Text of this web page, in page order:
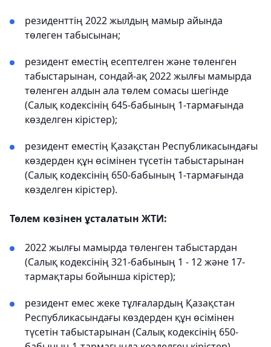
резиденттің 2022 жылдың мамыр айында
төлеген табысынан;
резидент еместің есептелген және төленген
табыстарынан, сондай-ақ 2022 жылғы мамырда
төленген алдын ала төлем сомасы шегінде
(Салық кодексінің 645-бабының 1-тармағында
көзделген кірістер);
резидент еместің Қазақстан Республикасындағы
көздерден құн өсімінен түсетін табыстарынан
(Салық кодексінің 650-бабының 1-тармағында
көзделген кірістер).
Төлем көзінен ұсталатын ЖТИ:
2022 жылғы мамырда төленген табыстардан
(Салық кодексінің 321-бабының 1 - 12 және 17-
тармақтары бойынша кірістер);
резидент емес жеке тұлғалардың Қазақстан
Республикасындағы көздерден құн өсімінен
түсетін табыстарынан (Салық кодексінің 650-